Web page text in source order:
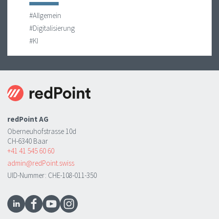
#Allgemein
#Digitalisierung
#KI
redPoint AG
Oberneuhofstrasse 10d
CH-6340 Baar
+41 41 545 60 60
admin@redPoint.swiss
UID-Nummer: CHE-108-011-350